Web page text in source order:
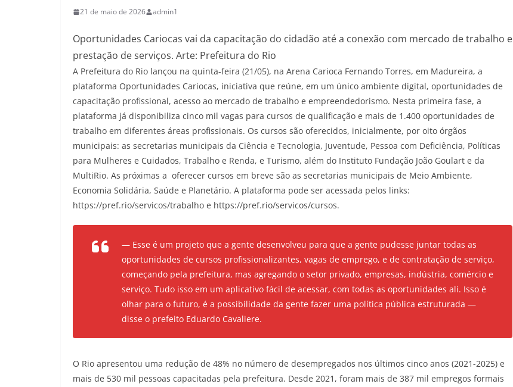
21 de maio de 2026 admin1
Oportunidades Cariocas vai da capacitação do cidadão até a conexão com mercado de trabalho e
prestação de serviços. Arte: Prefeitura do Rio
A Prefeitura do Rio lançou na quinta-feira (21/05), na Arena Carioca Fernando Torres, em Madureira, a
plataforma Oportunidades Cariocas, iniciativa que reúne, em um único ambiente digital, oportunidades de
capacitação profissional, acesso ao mercado de trabalho e empreendedorismo. Nesta primeira fase, a
plataforma já disponibiliza cinco mil vagas para cursos de qualificação e mais de 1.400 oportunidades de
trabalho em diferentes áreas profissionais. Os cursos são oferecidos, inicialmente, por oito órgãos
municipais: as secretarias municipais da Ciência e Tecnologia, Juventude, Pessoa com Deficiência, Políticas
para Mulheres e Cuidados, Trabalho e Renda, e Turismo, além do Instituto Fundação João Goulart e da
MultiRio. As próximas a oferecer cursos em breve são as secretarias municipais de Meio Ambiente,
Economia Solidária, Saúde e Planetário. A plataforma pode ser acessada pelos links:
https://pref.rio/servicos/trabalho e https://pref.rio/servicos/cursos.
— Esse é um projeto que a gente desenvolveu para que a gente pudesse juntar todas as
oportunidades de cursos profissionalizantes, vagas de emprego, e de contratação de serviço,
começando pela prefeitura, mas agregando o setor privado, empresas, indústria, comércio e
serviço. Tudo isso em um aplicativo fácil de acessar, com todas as oportunidades ali. Isso é
olhar para o futuro, é a possibilidade da gente fazer uma política pública estruturada —
disse o prefeito Eduardo Cavaliere.
O Rio apresentou uma redução de 48% no número de desempregados nos últimos cinco anos (2021-2025) e
mais de 530 mil pessoas capacitadas pela prefeitura. Desde 2021, foram mais de 387 mil empregos formais